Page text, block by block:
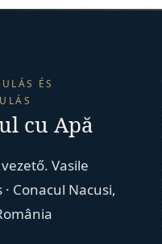
ÉS
cu Apă
Vasile
· Conacul Nacusi,